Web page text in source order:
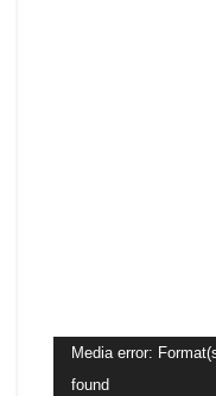
Video
Player
Media error:
found